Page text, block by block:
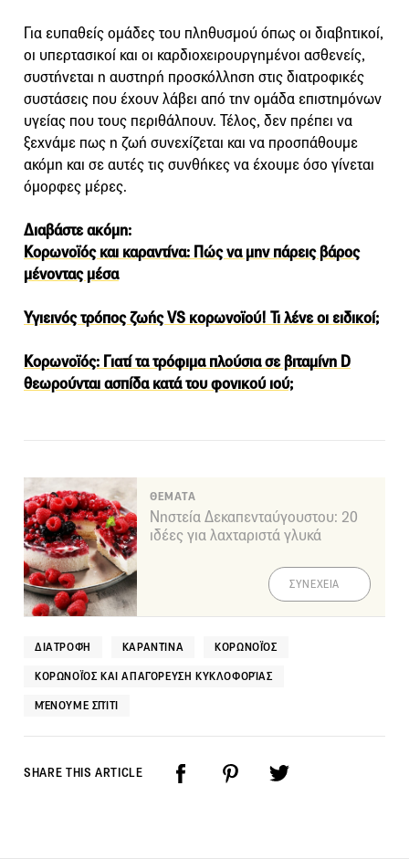
Για ευπαθείς ομάδες του πληθυσμού όπως οι διαβητικοί,
οι υπερτασικοί και οι καρδιοχειρουργημένοι ασθενείς,
συστήνεται η αυστηρή προσκόλληση στις διατροφικές
συστάσεις που έχουν λάβει από την ομάδα επιστημόνων
υγείας που τους περιθάλπουν. Τέλος, δεν πρέπει να
ξεχνάμε πως η ζωή συνεχίζεται και να προσπάθουμε
ακόμη και σε αυτές τις συνθήκες να έχουμε όσο γίνεται
όμορφες μέρες.
Διαβάστε ακόμη:
Κορωνοϊός και καραντίνα: Πώς να μην πάρεις βάρος
μένοντας μέσα
Υγιεινός τρόπος ζωής VS κορωνοϊού! Τι λένε οι ειδικοί;
Κορωνοϊός: Γιατί τα τρόφιμα πλούσια σε βιταμίνη D
θεωρούνται ασπίδα κατά του φονικού ιού;
ΘΕΜΑΤΑ
Νηστεία Δεκαπενταύγουστου: 20
ιδέες για λαχταριστά γλυκά
ΣΥΝΕΧΕΙΑ
ΔΙΑΤΡΟΦΉ ΚΑΡΑΝΤΊΝΑ ΚΟΡΩΝΟΪΌΣ
ΚΟΡΩΝΟΪΌΣ ΚΑΙ ΑΠΑΓΌΡΕΥΣΗ ΚΥΚΛΟΦΟΡΊΑΣ
ΜΈΝΟΥΜΕ ΣΠΊΤΙ
SHARE THIS ARTICLE